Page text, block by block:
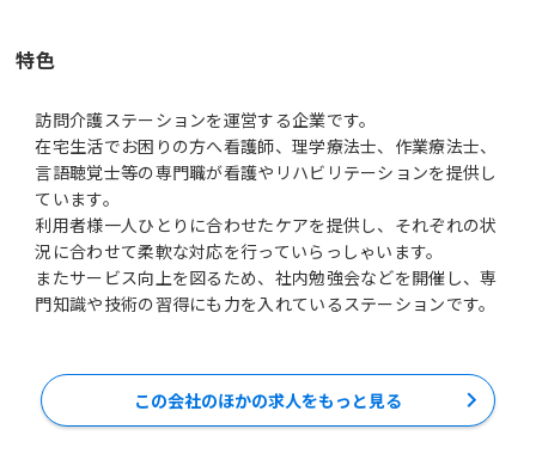
特色
訪問介護ステーションを運営する企業です。
在宅生活でお困りの方へ看護師、理学療法士、作業療法士、
言語聴覚士等の専門職が看護やリハビリテーションを提供し
ています。
利用者様一人ひとりに合わせたケアを提供し、それぞれの状
況に合わせて柔軟な対応を行っていらっしゃいます。
またサービス向上を図るため、社内勉強会などを開催し、専
門知識や技術の習得にも力を入れているステーションです。
この会社のほかの求人をもっと見る